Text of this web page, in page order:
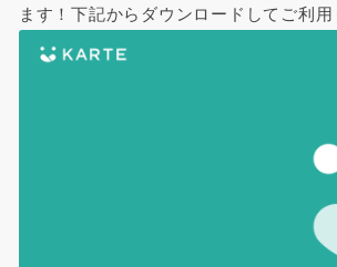
ます！下記からダウンロードしてご利用